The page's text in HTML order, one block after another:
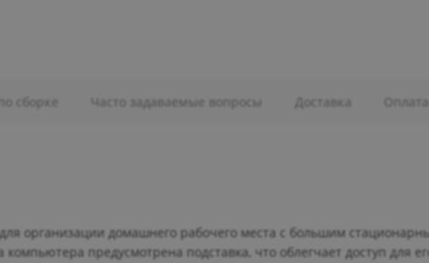
организации домашнего рабочего места с большим
предусмотрена подставка, что облегчает доступ для
сборке Часто задаваемые вопросы Доставка Оплата